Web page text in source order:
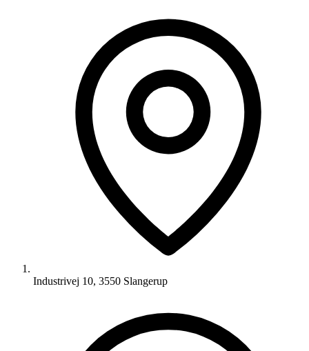
Industrivej 10, 3550 Slangerup